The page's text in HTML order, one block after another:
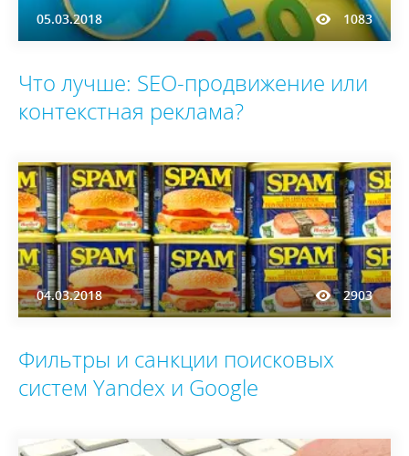
05.03.2018 1083
Что лучше: SEO-продвижение или
контекстная реклама?
04.03.2018 2903
Фильтры и санкции поисковых
систем Yandex и Google